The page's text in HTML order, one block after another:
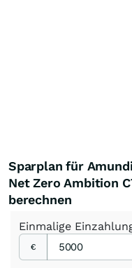
Sparplan für
Net Zero Ambition
berechnen
Einmalige
€